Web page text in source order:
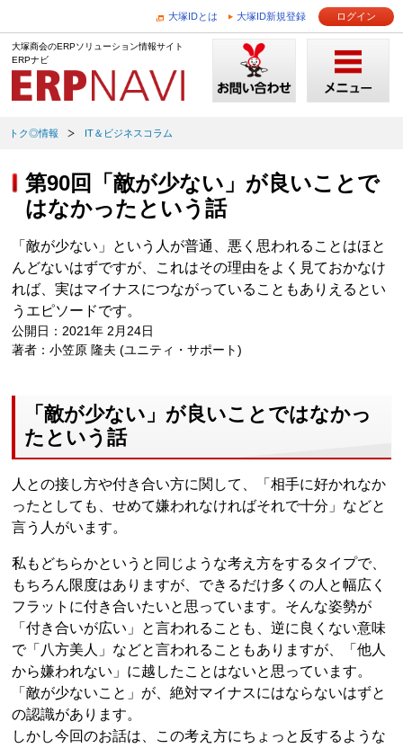
大塚IDとは 大塚ID新規登録 ログイン
大塚商会のERPソリューション情報サイト
ERPナビ
トク◎情報 IT＆ビジネスコラム
第90回「敵が少ない」が良いことで
はなかったという話
「敵が少ない」という人が普通、悪く思われることはほと
んどないはずですが、これはその理由をよく見ておかなけ
れば、実はマイナスにつながっていることもありえるとい
うエピソードです。
公開日：2021年 2月24日
著者：小笠原 隆夫 (ユニティ・サポート)
「敵が少ない」が良いことではなかっ
たという話
人との接し方や付き合い方に関して、「相手に好かれなか
ったとしても、せめて嫌われなければそれで十分」などと
言う人がいます。
私もどちらかというと同じような考え方をするタイプで、
もちろん限度はありますが、できるだけ多くの人と幅広く
フラットに付き合いたいと思っています。そんな姿勢が
「付き合いが広い」と言われることも、逆に良くない意味
で「八方美人」などと言われることもありますが、「他人
から嫌われない」に越したことはないと思っています。
「敵が少ないこと」が、絶対マイナスにはならないはずと
の認識があります。
しかし今回のお話は、この考え方にちょっと反するような